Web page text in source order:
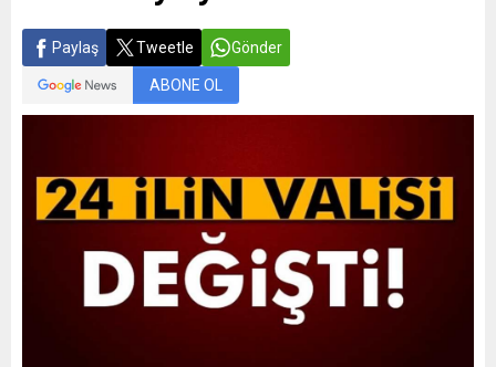
Paylaş Tweetle Gönder
ABONE OL